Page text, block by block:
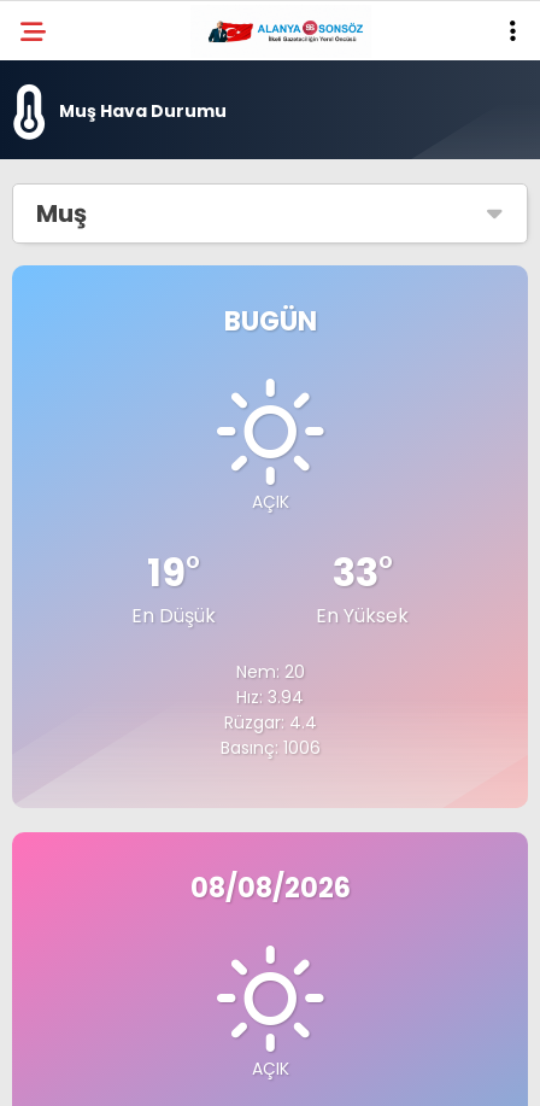
Muş Hava Durumu
Muş
BUGÜN
AÇIK
19°
En Düşük
33°
En Yüksek
Nem: 20
Hız: 3.94
Rüzgar: 4.4
Basınç: 1006
08/08/2026
AÇIK